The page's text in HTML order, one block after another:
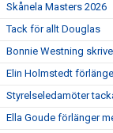
Skånela Masters 2026
Tack för allt Douglas
Bonnie Westning
Elin Holmstedt
Styrelseledamöter
Ella Goude förlänger